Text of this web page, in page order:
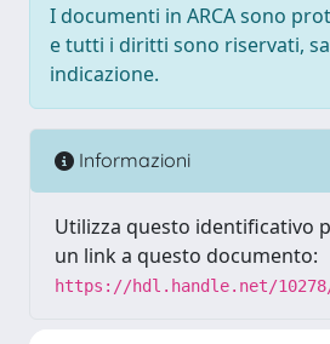
I documenti in ARCA sono
e tutti i diritti sono riservati,
indicazione.
Informazioni
Utilizza questo identificativo
un link a questo documento:
https://hdl.handle.net/10278/